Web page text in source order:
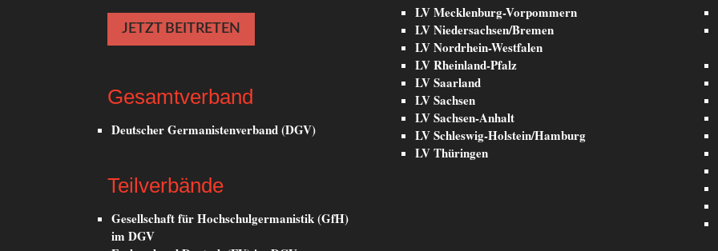
JETZT BEITRETEN
Gesamtverband
Deutscher Germanistenverband (DGV)
Teilverbände
Gesellschaft für Hochschulgermanistik (GfH)
im DGV
LV Mecklenburg-Vorpommern
LV Niedersachsen/Bremen
LV Nordrhein-Westfalen
LV Rheinland-Pfalz
LV Saarland
LV Sachsen
LV Sachsen-Anhalt
LV Schleswig-Holstein/Hamburg
LV Thüringen